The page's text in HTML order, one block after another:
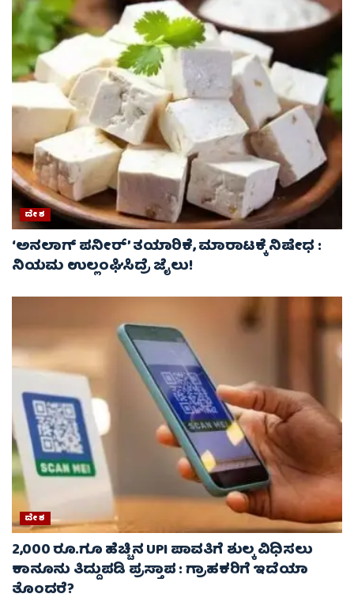
ದೇಶ
‘ಅನಲಾಗ್ ಪನೀರ್’ ತಯಾರಿಕೆ, ಮಾರಾಟಕ್ಕೆ ನಿಷೇಧ :
ನಿಯಮ ಉಲ್ಲಂಘಿಸಿದ್ರೆ ಜೈಲು!
ದೇಶ
2,000 ರೂ.ಗೂ ಹೆಚ್ಚಿನ UPI ಪಾವತಿಗೆ ಶುಲ್ಕ ವಿಧಿಸಲು
ಕಾನೂನು ತಿದ್ದುಪಡಿ ಪ್ರಸ್ತಾಪ : ಗ್ರಾಹಕರಿಗೆ ಇದೆಯಾ
ತೊಂದರೆ?